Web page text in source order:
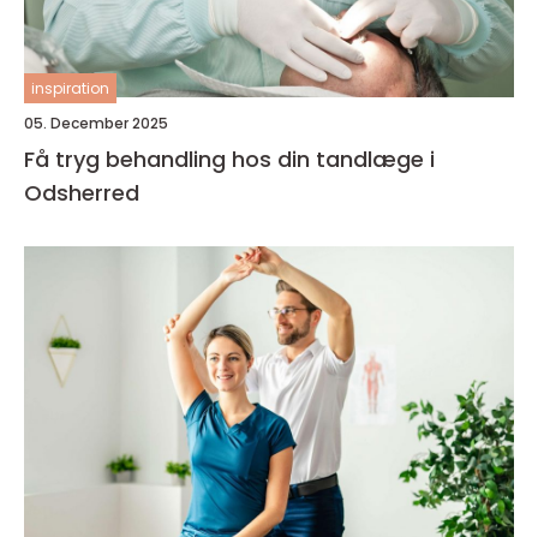
inspiration
05. December 2025
Få tryg behandling hos din tandlæge i
Odsherred